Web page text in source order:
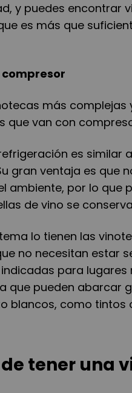
y puedes encontrar
es más que
más complejas
que van con
es similar
gran ventaja es que
ambiente, por lo que
de vino se
lo tienen las
no necesitan estar
para
que pueden abarcar
blancos, como tintos
tener una